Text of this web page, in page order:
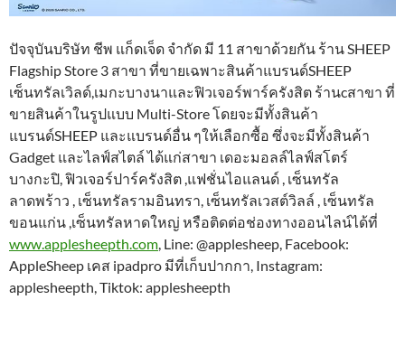
ปัจจุบันบริษัท ชีพ แก็ดเจ็ด จำกัด มี 11 สาขาด้วยกัน ร้าน SHEEP
Flagship Store 3 สาขา ที่ขายเฉพาะสินค้าแบรนด์SHEEP
เซ็นทรัลเวิลด์,เมกะบางนาและฟิวเจอร์พาร์ครังสิต ร้านcสาขา ที่
ขายสินค้าในรูปแบบ Multi-Store โดยจะมีทั้งสินค้า
แบรนด์SHEEP และแบรนด์อื่น ๆให้เลือกซื้อ ซึ่งจะมีทั้งสินค้า
Gadget และไลฟ์สไตล์ ได้แก่สาขา เดอะมอลล์ไลฟ์สโตร์
บางกะปิ, ฟิวเจอร์ปาร์ครังสิต ,แฟชั่นไอแลนด์ , เซ็นทรัล
ลาดพร้าว , เซ็นทรัลรามอินทรา, เซ็นทรัลเวสต์วิลล์ , เซ็นทรัล
ขอนแก่น ,เซ็นทรัลหาดใหญ่ หรือติดต่อช่องทางออนไลน์ได้ที่
www.applesheepth.com, Line: @applesheep, Facebook:
AppleSheep เคส ipadpro มีที่เก็บปากกา, Instagram:
applesheepth, Tiktok: applesheepth